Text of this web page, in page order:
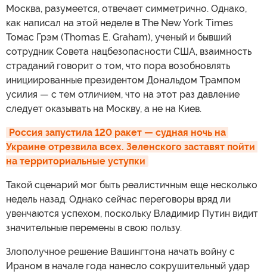
Москва, разумеется, отвечает симметрично. Однако,
как написал на этой неделе в The New York Times
Томас Грэм (Thomas E. Graham), ученый и бывший
сотрудник Совета нацбезопасности США, взаимность
страданий говорит о том, что пора возобновлять
инициированные президентом Дональдом Трампом
усилия — с тем отличием, что на этот раз давление
следует оказывать на Москву, а не на Киев.
Россия запустила 120 ракет — судная ночь на
Украине отрезвила всех. Зеленского заставят пойти
на территориальные уступки
Такой сценарий мог быть реалистичным еще несколько
недель назад. Однако сейчас переговоры вряд ли
увенчаются успехом, поскольку Владимир Путин видит
значительные перемены в свою пользу.
Злополучное решение Вашингтона начать войну с
Ираном в начале года нанесло сокрушительный удар